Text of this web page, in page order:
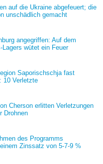
auf die Ukraine abgefeuert; die
unschädlich gemacht
angegriffen: Auf dem
wütet ein Feuer
Saporischschja fast
10 Verletzte
Cherson erlitten Verletzungen
Drohnen
des Programms
Zinssatz von 5-7-9 %